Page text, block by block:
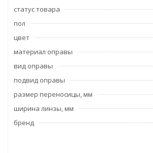
статус товара
пол
цвет
материал оправы
вид оправы
подвид оправы
размер переносицы, мм
ширина линзы, мм
бренд